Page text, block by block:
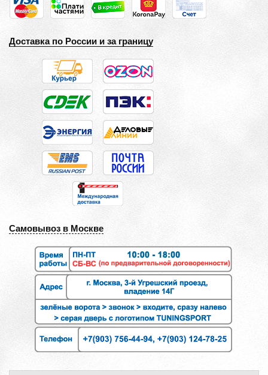
Доставка по России и за границу
Самовывоз в Москве